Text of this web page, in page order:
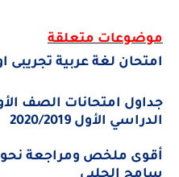
موضوعات متعلقة
امتحان لغة عربية تجريبى
جداول امتحانات الصف
الدراسي الأول 2020/2019